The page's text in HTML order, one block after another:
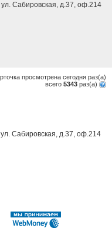
Сабировская, д.37, оф.214
просмотрена сегодня раз(a)
всего 5343 раз(a)
Сабировская, д.37, оф.214